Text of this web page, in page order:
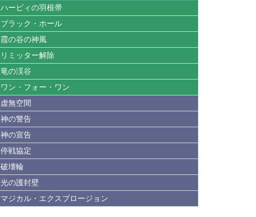
ハーピィの羽根帚
ブラック・ホール
霞の谷の神風
リミッター解除
竜の渓谷
ワン・フォー・ワン
虚無空間
神の警告
神の宣告
停戦協定
破壊輪
光の護封壁
マジカル・エクスプロージョン